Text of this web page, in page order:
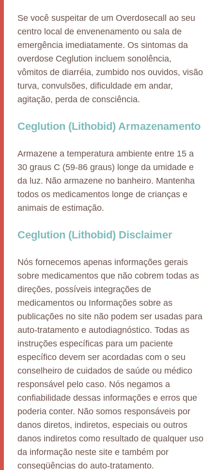
Se você suspeitar de um Overdosecall ao seu
centro local de envenenamento ou sala de
emergência imediatamente. Os sintomas da
overdose Ceglution incluem sonolência,
vômitos de diarréia, zumbido nos ouvidos, visão
turva, convulsões, dificuldade em andar,
agitação, perda de consciência.
Ceglution (Lithobid) Armazenamento
Armazene a temperatura ambiente entre 15 a
30 graus C (59-86 graus) longe da umidade e
da luz. Não armazene no banheiro. Mantenha
todos os medicamentos longe de crianças e
animais de estimação.
Ceglution (Lithobid) Disclaimer
Nós fornecemos apenas informações gerais
sobre medicamentos que não cobrem todas as
direções, possíveis integrações de
medicamentos ou Informações sobre as
publicações no site não podem ser usadas para
auto-tratamento e autodiagnóstico. Todas as
instruções específicas para um paciente
específico devem ser acordadas com o seu
conselheiro de cuidados de saúde ou médico
responsável pelo caso. Nós negamos a
confiabilidade dessas informações e erros que
poderia conter. Não somos responsáveis por
danos diretos, indiretos, especiais ou outros
danos indiretos como resultado de qualquer uso
da informação neste site e também por
conseqüências do auto-tratamento.